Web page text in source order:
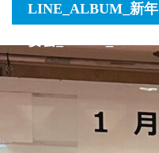
LINE_ALBUM_新年